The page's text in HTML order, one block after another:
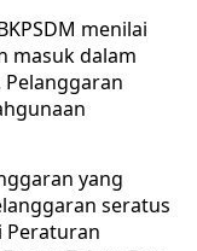
menilai
masuk dalam
yang
seratus
Peraturan